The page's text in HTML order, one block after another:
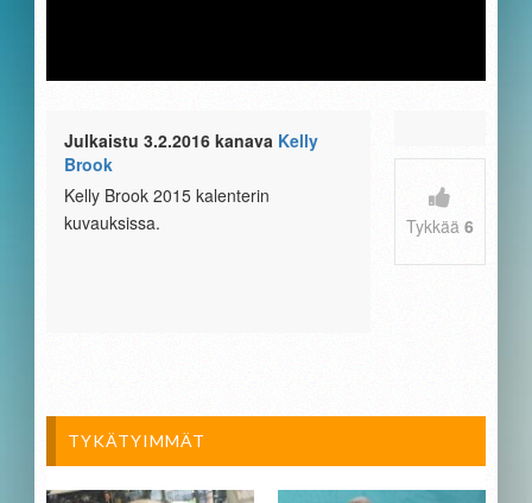
Julkaistu 3.2.2016 kanava Kelly
Brook
Kelly Brook 2015 kalenterin
kuvauksissa.
Tykkää 6
TYKÄTYIMMÄT